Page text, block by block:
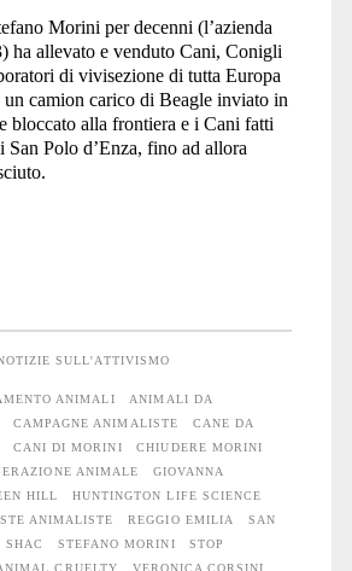
Morini per decenni (l’azienda
ha allevato e venduto Cani, Conigli
di vivisezione di tutta Europa
camion carico di Beagle inviato in
bloccato alla frontiera e i Cani fatti
San Polo d’Enza, fino ad allora
SULL'ATTIVISMO
ANIMALI
ANIMALI DA
CAMPAGNE ANIMALISTE
CANE DA
CANI DI MORINI
CHIUDERE MORINI
ANIMALE
GIOVANNA
HILL
HUNTINGTON LIFE SCIENCE
ANIMALISTE REGGIO EMILIA
SAN
SHAC STEFANO MORINI
STOP